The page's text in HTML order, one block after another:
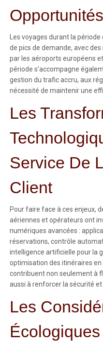
Opportunités
Les voyages durant la
de pics de demande, avec
par les aéroports européens
période s’accompagne
gestion du trafic accru, aux
nécessité de maintenir une
Les
Service De
Client
Pour faire face à ces enjeux,
aériennes et opérateurs ont
numériques avancées :
réservations, contrôle
intelligence artificielle pour la
optimisation des itinéraires
contribuent non seulement à
aussi à renforcer la sécurité
Les